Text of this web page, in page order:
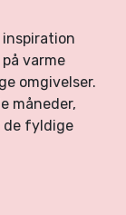
varme
omgivelser.
måneder,
de fyldige